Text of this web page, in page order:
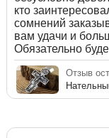
кто
сомнений
вам удачи и
Обязательно
Отзыв